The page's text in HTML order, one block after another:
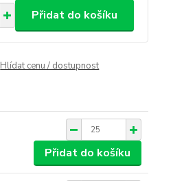
Přidat do košíku
Hlídat cenu / dostupnost
Přidat do košíku